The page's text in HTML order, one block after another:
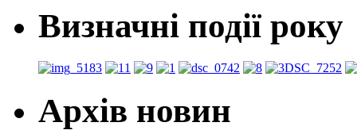
Визначні події року
Архів новин